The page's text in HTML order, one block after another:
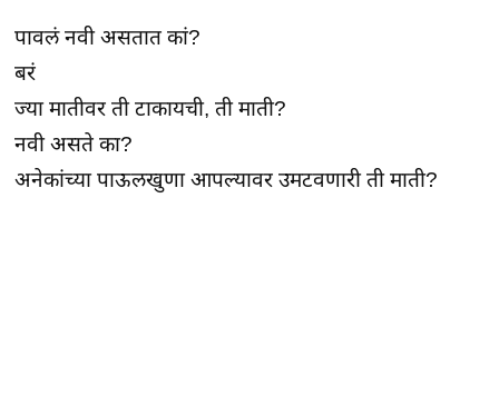
पावलं नवी असतात कां?
बरं
ज्या मातीवर ती टाकायची, ती माती?
नवी असते का?
अनेकांच्या पाऊलखुणा आपल्यावर उमटवणारी ती माती?